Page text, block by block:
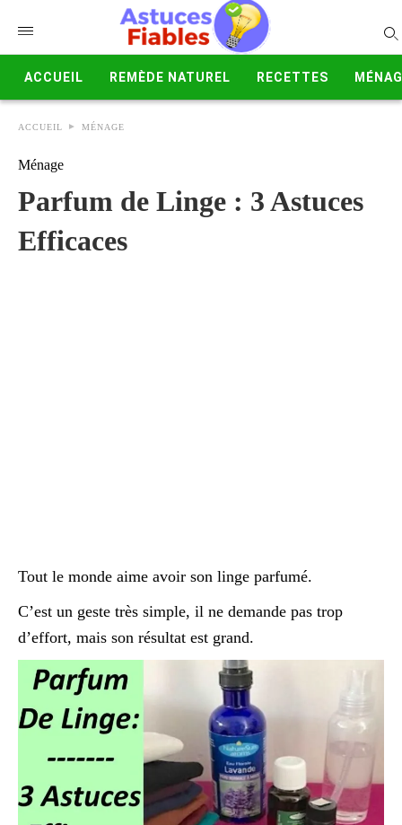
ACCUEIL REMÈDE NATUREL RECETTES
ACCUEIL MÉNAGE
Ménage
Parfum de Linge : 3 Astuces
Efficaces
Tout le monde aime avoir son linge parfumé.
C’est un geste très simple, il ne demande pas trop
d’effort, mais son résultat est grand.